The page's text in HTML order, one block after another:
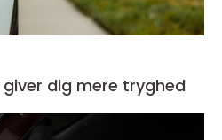
dig mere tryghed